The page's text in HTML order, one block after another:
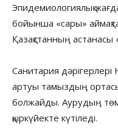
Эпидемиологиялық
бойынша «сары»
Қазақстанның астанасы
Санитария
артуы тамыздың
болжайды. Аурудың
қыркүйекте күтіледі.